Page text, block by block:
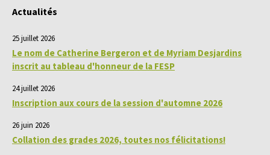
Actualités
25 juillet 2026
Le nom de Catherine Bergeron et de Myriam Desjardins
inscrit au tableau d'honneur de la FESP
24 juillet 2026
Inscription aux cours de la session d'automne 2026
26 juin 2026
Collation des grades 2026, toutes nos félicitations!